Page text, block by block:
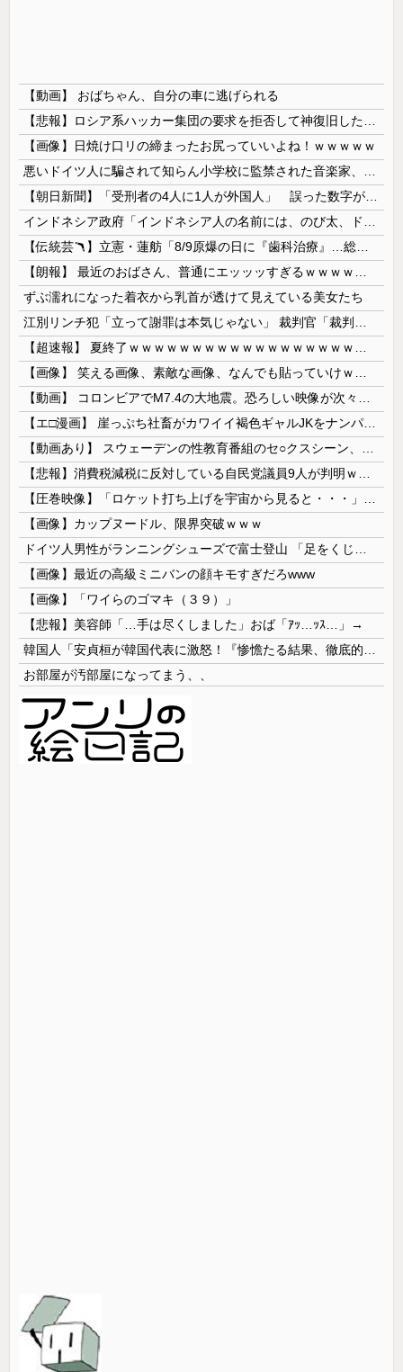
【動画】 おばちゃん、自分の車に逃げられる
【画像】日焼け口リの締まったお尻っていいよね！ｗｗｗｗｗ
ずぶ濡れになった着衣から乳首が透けて見えている美女たち
【画像】カップヌードル、限界突破ｗｗｗ
【画像】最近の高級ミニバンの顔キモすぎだろwww
【画像】「ワイらのゴマキ（３９）」
【悲報】美容師「…手は尽くしました」おば「ｱｯ…ｯｽ…」→
お部屋が汚部屋になってまう、、